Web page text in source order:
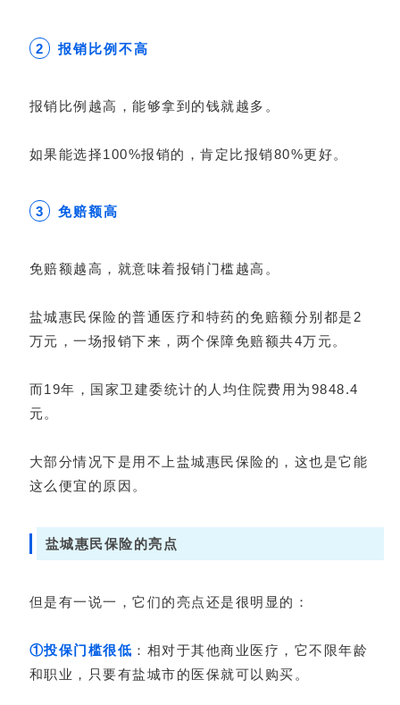
2 报销比例不高
报销比例越高，能够拿到的钱就越多。
如果能选择100%报销的，肯定比报销80%更好。
3 免赔额高
免赔额越高，就意味着报销门槛越高。
盐城惠民保险的普通医疗和特药的免赔额分别都是2
万元，一场报销下来，两个保障免赔额共4万元。
而19年，国家卫建委统计的人均住院费用为9848.4
元。
大部分情况下是用不上盐城惠民保险的，这也是它能
这么便宜的原因。
盐城惠民保险的亮点
但是有一说一，它们的亮点还是很明显的：
①投保门槛很低 ：相对于其他商业医疗，它不限年龄
和职业，只要有盐城市的医保就可以购买。